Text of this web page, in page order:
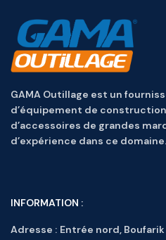
GAMA Outillage est un
d’équipement de
d’accessoires de grandes
d’expérience dans ce domaine.
INFORMATION :
Adresse : Entrée nord,